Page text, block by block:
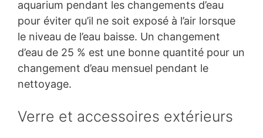
aquarium pendant les changements d’eau
pour éviter qu’il ne soit exposé à l’air lorsque
le niveau de l’eau baisse. Un changement
d’eau de 25 % est une bonne quantité pour un
changement d’eau mensuel pendant le
nettoyage.
Verre et accessoires extérieurs